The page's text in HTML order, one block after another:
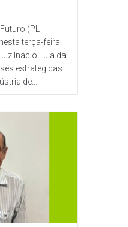
(PL
terça-feira
Inácio Lula da
estratégicas
de...